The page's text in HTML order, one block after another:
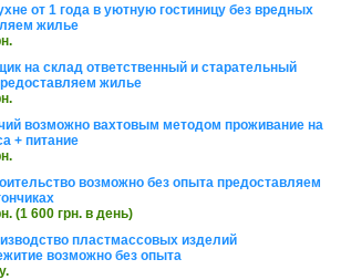
от 1 года в уютную гостиницу без вредных
жилье
на склад ответственный и старательный
жилье
возможно вахтовым методом проживание на
+ питание
возможно без опыта предоставляем
(1 600 грн. в день)
пластмассовых изделий
возможно без опыта